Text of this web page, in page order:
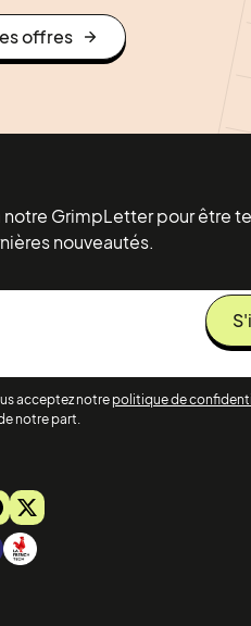
offres
notre GrimpLetter pour être
nouveautés.
acceptez notre politique de
notre part.